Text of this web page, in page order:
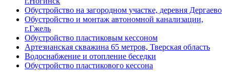
Обустройство на загородном участке, деревня Дергаево
Обустройство и монтаж автономной канализации,
г.Гжель
Обустройство пластиковым кессоном
Артезианская скважина 65 метров, Тверская область
Водоснабжение и отопление беседки
Обустройство пластикового кессона